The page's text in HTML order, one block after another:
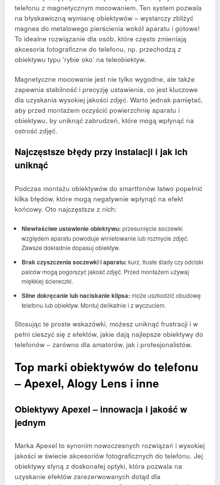
telefonu z magnetycznym mocowaniem. Ten system pozwala
na błyskawiczną wymianę obiektywów – wystarczy zbliżyć
magnes do metalowego pierścienia wokół aparatu i gotowe!
To idealne rozwiązanie dla osób, które często zmieniają
akcesoria fotograficzne do telefonu, np. przechodzą z
obiektywu typu 'rybie oko’ na teleobiektyw.
Magnetyczne mocowanie jest nie tylko wygodne, ale także
zapewnia stabilność i precyzję ustawienia, co jest kluczowe
dla uzyskania wysokiej jakości zdjęć. Warto jednak pamiętać,
aby przed montażem oczyścić powierzchnię aparatu i
obiektywu, by uniknąć zabrudzeń, które mogą wpłynąć na
ostrość zdjęć.
Najczęstsze błędy przy instalacji i jak ich
uniknąć
Podczas montażu obiektywów do smartfonów łatwo popełnić
kilka błędów, które mogą negatywnie wpłynąć na efekt
końcowy. Oto najczęstsze z nich:
Niewłaściwe ustawienie obiektywu: przesunięcie soczewki
względem aparatu powoduje winietowanie lub rozmycie zdjęć.
Zawsze dokładnie dopasuj obiektyw.
Brak czyszczenia soczewki i aparatu: kurz, tłuste ślady czy odciski
palców mogą pogorszyć jakość zdjęć. Przed montażem używaj
miękkiej ściereczki.
Silne dokręcanie lub naciskanie klipsa: może uszkodzić obudowę
telefonu lub obiektyw. Montuj delikatnie i z wyczuciem.
Stosując te proste wskazówki, możesz uniknąć frustracji i w
pełni cieszyć się z efektów, jakie dają najlepsze obiektywy do
telefonów – zarówno dla amatorów, jak i profesjonalistów.
Top marki obiektywów do telefonu
– Apexel, Alogy Lens i inne
Obiektywy Apexel – innowacja i jakość w
jednym
Marka Apexel to synonim nowoczesnych rozwiązań i wysokiej
jakości w świecie akcesoriów fotograficznych do telefonu. Jej
obiektywy słyną z doskonałej optyki, która pozwala na
uzyskanie efektów zarezerwowanych dotąd dla